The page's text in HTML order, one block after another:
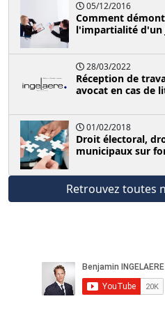
05/12/2016
Comment
l'impartialité d'un
28/03/2022
Réception de
avocat en cas de
01/02/2018
Droit électoral,
municipaux sur
Retrouvez toutes